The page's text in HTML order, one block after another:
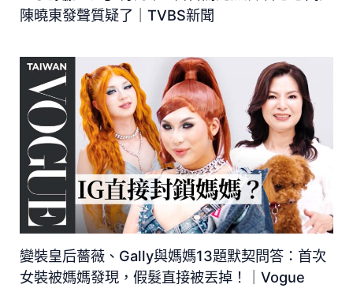
陳曉東發聲質疑了｜TVBS新聞
變裝皇后薔薇、Gally與媽媽13題默契問答：首次
女裝被媽媽發現，假髮直接被丟掉！｜Vogue